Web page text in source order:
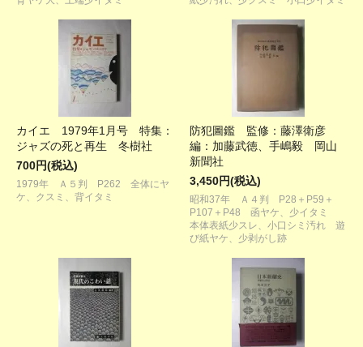
カイエ 1979年1月号 特集：
ジャズの死と再生 冬樹社
700円(税込)
1979年 Ａ５判 P262 全体にヤ
ケ、クスミ、背イタミ
防犯圖鑑 監修：藤澤衛彦
編：加藤武徳、手嶋毅 岡山
新聞社
3,450円(税込)
昭和37年 Ａ４判 P28＋P59＋
P107＋P48 函ヤケ、少イタミ
本体表紙少スレ、小口シミ汚れ 遊
び紙ヤケ、少剥がし跡